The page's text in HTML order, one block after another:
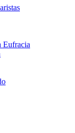
Eufracia